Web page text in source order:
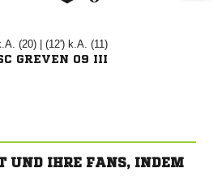
(20) | (12') k.A. (11)
GREVEN 09 III
UND IHRE FANS, INDEM